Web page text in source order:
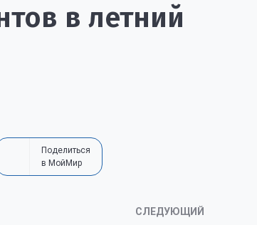
в летний
Поделиться
в МойМир
СЛЕДУЮЩИЙ